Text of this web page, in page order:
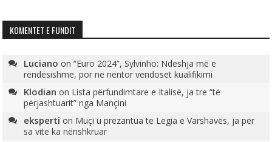
KOMENTET E FUNDIT
Luciano on“Euro 2024”, Sylvinho: Ndeshja më e
rëndësishme, por në nëntor vendoset kualifikimi
Klodian on Lista përfundimtare e Italisë, ja tre “të
përjashtuarit” nga Mançini
eksperti on Muçi u prezantua te Legia e Varshavës, ja për
sa vite ka nënshkruar